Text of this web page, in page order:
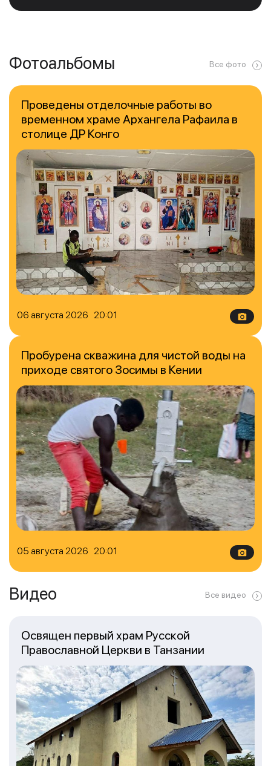
Фотоальбомы Все фото
06 августа 2026 20:01
Проведены отделочные работы во
временном храме Архангела Рафаила в
столице ДР Конго
05 августа 2026 20:01
Пробурена скважина для чистой воды на
приходе святого Зосимы в Кении
Видео Все видео
Освящен первый храм Русской
Православной Церкви в Танзании